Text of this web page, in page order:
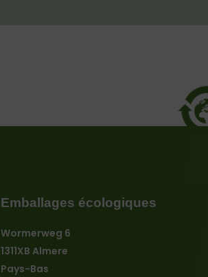
Emballages écologiques
Wormerweg 6
1311XB Almere
Pays-Bas